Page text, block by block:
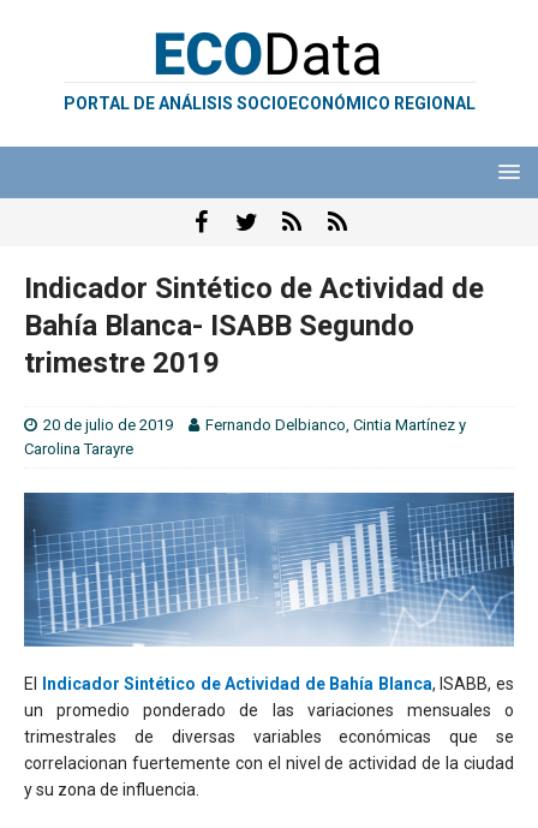
PORTAL DE ANÁLISIS SOCIOECONÓMICO REGIONAL
Indicador Sintético de Actividad de
Bahía Blanca- ISABB Segundo
trimestre 2019
20 de julio de 2019 Fernando Delbianco, Cintia Martínez y
Carolina Tarayre
El Indicador Sintético de Actividad de Bahía Blanca, ISABB, es
un promedio ponderado de las variaciones mensuales o
trimestrales de diversas variables económicas que se
correlacionan fuertemente con el nivel de actividad de la ciudad
y su zona de influencia.